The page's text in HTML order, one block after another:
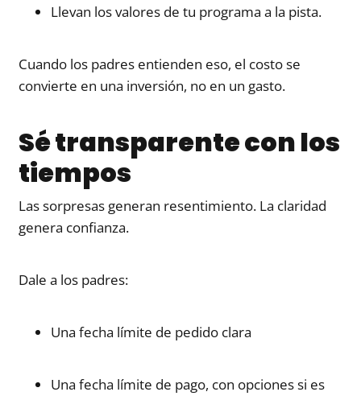
Llevan los valores de tu programa a la pista.
Cuando los padres entienden eso, el costo se
convierte en una inversión, no en un gasto.
Sé transparente con los
tiempos
Las sorpresas generan resentimiento. La claridad
genera confianza.
Dale a los padres:
Una fecha límite de pedido clara
Una fecha límite de pago, con opciones si es